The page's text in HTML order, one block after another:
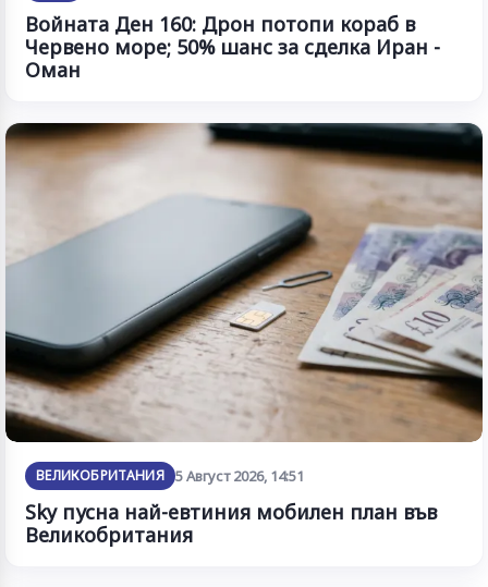
Войната Ден 160: Дрон потопи кораб в
Червено море; 50% шанс за сделка Иран -
Оман
ВЕЛИКОБРИТАНИЯ 5 Август 2026, 14:51
Sky пусна най-евтиния мобилен план във
Великобритания